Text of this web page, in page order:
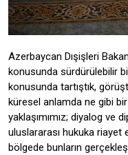
Azerbaycan Dışişleri
konusunda sürdürülebilir
konusunda tartıştık,
küresel anlamda ne gibi
yaklaşımımız; diyalog ve
uluslararası hukuka riayet
bölgede bunların